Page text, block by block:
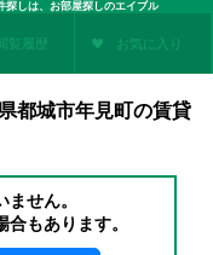
探しは、お部屋探しのエイブル
閲覧履歴 お気に入り
都城市年見町の賃貸
せん。
もあります。